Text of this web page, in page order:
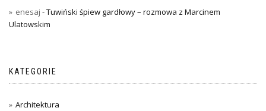
enesaj -Tuwiński śpiew gardłowy – rozmowa z Marcinem
Ulatowskim
KATEGORIE
Architektura